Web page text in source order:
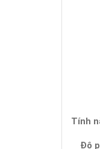
Tính
Độ